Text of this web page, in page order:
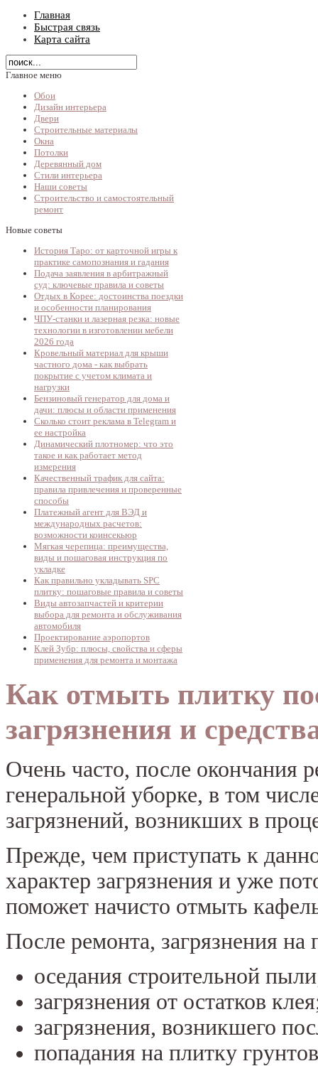
Главная
Быстрая связь
Карта сайта
Главное меню
Обои
Дизайн интерьера
Двери
Строительные материалы
Окна
Потолки
Деревянный дом
Стили интерьера
Наши советы
Строительство и самостоятельный
ремонт
Новые советы
История Таро: от карточной игры к
практике самопознания и гадания
Подача заявления в арбитражный
суд: ключевые правила и советы
Отдых в Корее: достоинства поездки
и особенности планирования
ЧПУ-станки и лазерная резка: новые
технологии в изготовлении мебели
2026 года
Кровельный материал для крыши
частного дома - как выбрать
покрытие с учетом климата и
нагрузки
Бензиновый генератор для дома и
дачи: плюсы и области применения
Сколько стоит реклама в Telegram и
ее настройка
Динамический плотномер: что это
такое и как работает метод
измерения
Качественный трафик для сайта:
правила привлечения и проверенные
способы
Платежный агент для ВЭД и
международных расчетов:
возможности коинсекьюр
Мягкая черепица: преимущества,
виды и пошаговая инструкция по
укладке
Как правильно укладывать SPC
плитку: пошаговые правила и советы
Виды автозапчастей и критерии
выбора для ремонта и обслуживания
автомобиля
Проектирование аэропортов
Клей Зубр: плюсы, свойства и сферы
применения для ремонта и монтажа
Как отмыть плитку
загрязнения и
Очень часто, после окончания
генеральной уборке, в том
загрязнений, возникших в
Прежде, чем приступать к
характер загрязнения и уже
поможет начисто отмыть
После ремонта, загрязнения на
оседания строительной
загрязнения от остатков
загрязнения, возникшего
попадания на плитку